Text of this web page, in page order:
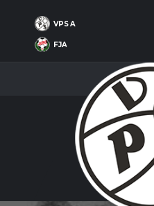
VPS A
FJA